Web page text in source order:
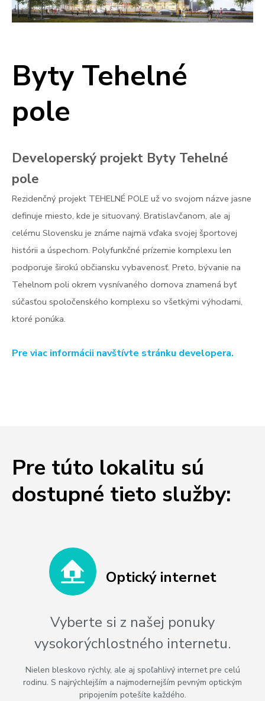
Byty Tehelné
pole
Developerský projekt Byty Tehelné
pole
Rezidenčný projekt TEHELNÉ POLE už vo svojom názve jasne
definuje miesto, kde je situovaný. Bratislavčanom, ale aj
celému Slovensku je známe najmä vďaka svojej športovej
histórii a úspechom. Polyfunkčné prízemie komplexu len
podporuje širokú občiansku vybavenosť. Preto, bývanie na
Tehelnom poli okrem vysnívaného domova znamená byť
súčasťou spoločenského komplexu so všetkými výhodami,
ktoré ponúka.
Pre viac informácii navštívte stránku developera.
Pre túto lokalitu sú
dostupné tieto služby:
Optický internet
Vyberte si z našej ponuky
vysokorýchlostného internetu.
Nielen bleskovo rýchly, ale aj spoľahlivý internet pre celú
rodinu. S najrýchlejším a najmodernejším pevným optickým
pripojením potešíte každého.